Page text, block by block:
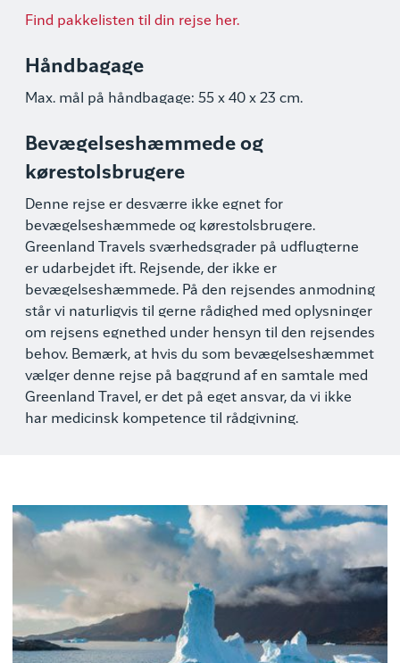
Find pakkelisten til din rejse her.
Håndbagage
Max. mål på håndbagage: 55 x 40 x 23 cm.
Bevægelseshæmmede og
kørestolsbrugere
Denne rejse er desværre ikke egnet for
bevægelseshæmmede og kørestolsbrugere.
Greenland Travels sværhedsgrader på udflugterne
er udarbejdet ift. Rejsende, der ikke er
bevægelseshæmmede. På den rejsendes anmodning
står vi naturligvis til gerne rådighed med oplysninger
om rejsens egnethed under hensyn til den rejsendes
behov. Bemærk, at hvis du som bevægelseshæmmet
vælger denne rejse på baggrund af en samtale med
Greenland Travel, er det på eget ansvar, da vi ikke
har medicinsk kompetence til rådgivning.